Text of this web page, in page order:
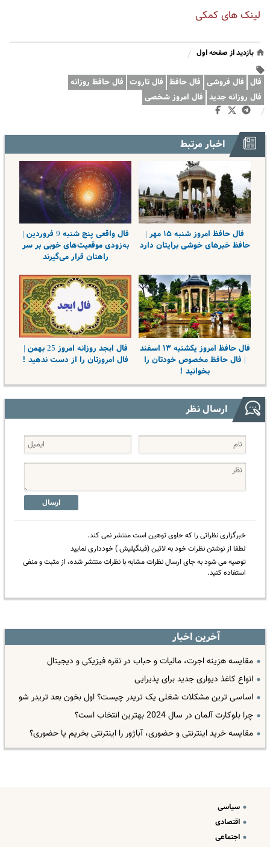
لینک های کمکی
بازدید از صفحه اول /
فال فال فروشی فال حافظ فال تاروت فال حافظ روزانه
فال روزانه جدید فال امروز شخصی
/
اخبار مرتبط
فال حافظ امروز شنبه ۱۵ مهر |
حافظ خبرهای خوشی برایتان دارد
فال واقعی پنج شنبه 9 فروردین |
به‌زودی موقعیت‌های خوبی بر سر
راهتان قرار می‌گیرند
فال حافظ امروز یکشنبه ۱۳ اسفند
| فال حافظ مخصوص خودتان را
بخوانید !
فال ابجد روزانه امروز 25 بهمن |
فال امروزتان را از دست ندهید !
ارسال نظر
ارسال
خبرگزاری نظراتی را که حاوی توهین است منتشر نمی کند.
لطفا از نوشتن نظرات خود به لاتین (فینگیلیش ) خودداری نمایید
توصیه می شود به جای ارسال نظرات مشابه با نظرات منتشر شده، از مثبت و منفی
استفاده کنید.
آخرین اخبار
مقایسه هزینه اجرت، مالیات و حباب در نقره فیزیکی و دیجیتال
انواع کاغذ دیواری جدید برای پذیرایی
اساسی ترین مشکلات شغلی یک تریدر چیست؟ اول بخون بعد تریدر شو
چرا بلوکارت آلمان در سال 2024 بهترین انتخاب است؟
مقایسه خرید اینترنتی و حضوری، آباژور را اینترنتی بخریم یا حضوری؟
سیاسی
اقتصادی
اجتماعی